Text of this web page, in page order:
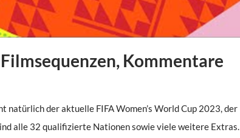
Kommentare
der aktuelle FIFA Women’s World Cup 2023, der
alle 32 qualifizierte Nationen sowie viele weitere Extras.